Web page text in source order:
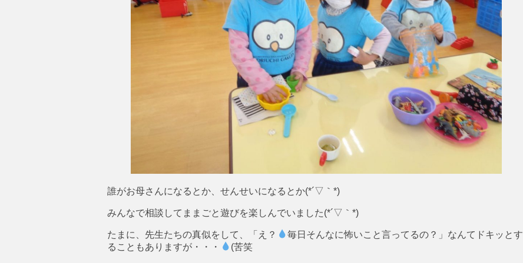
誰がお母さんになるとか、せんせいになるとか(*´▽｀*)
みんなで相談してままごと遊びを楽しんでいました(*´▽｀*)
たまに、先生たちの真似をして、「え？
毎日そんなに怖いこと言ってるの？」なんてドキッとす
ることもありますが・・・
(苦笑